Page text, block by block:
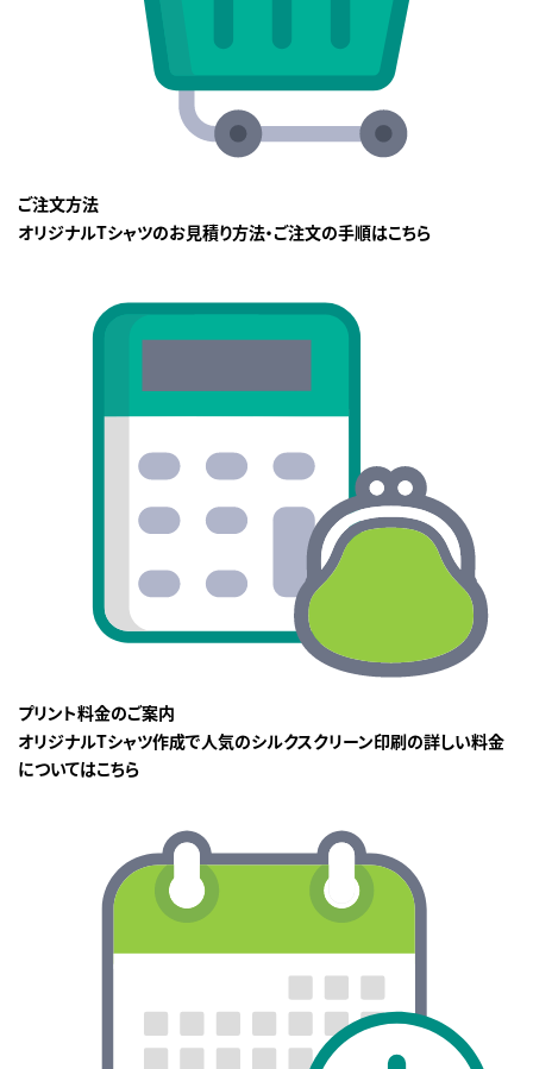
ご注文方法
オリジナルTシャツのお見積り方法・ご注文の手順はこちら
プリント料金のご案内
オリジナルTシャツ作成で人気のシルクスクリーン印刷の詳しい料金
についてはこちら